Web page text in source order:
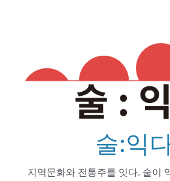
술:익
지역문화와 전통주를 잇다. 술이